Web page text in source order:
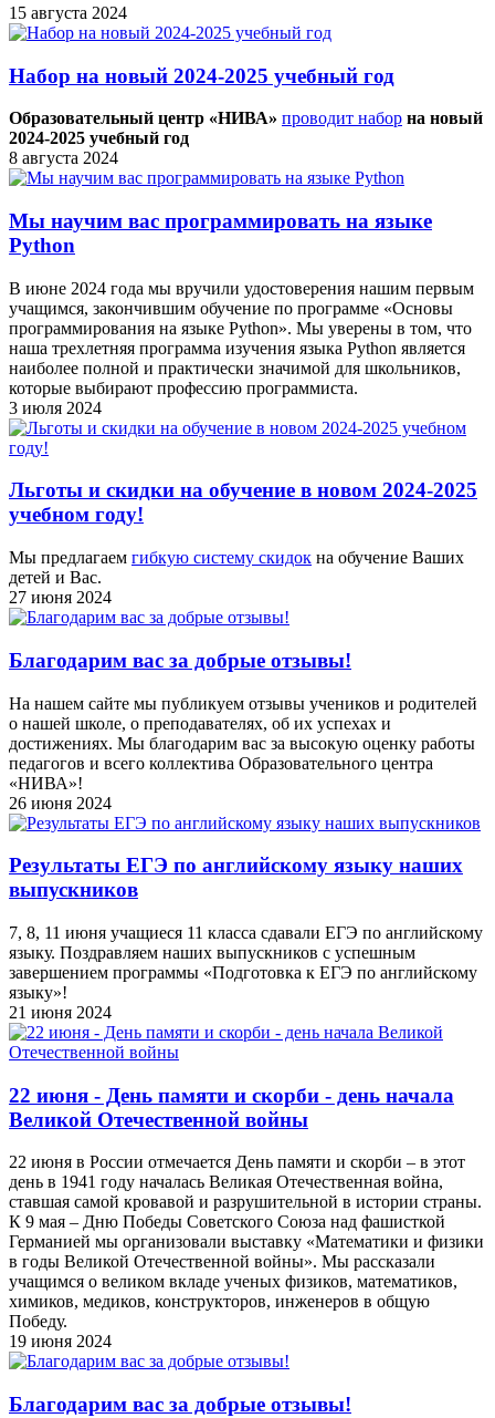
15 августа 2024
Набор на новый 2024-2025 учебный год
Образовательный центр «НИВА» проводит набор на новый
2024-2025 учебный год
8 августа 2024
Мы научим вас программировать на языке
Python
В июне 2024 года мы вручили удостоверения нашим первым
учащимся, закончившим обучение по программе «Основы
программирования на языке Python». Мы уверены в том, что
наша трехлетняя программа изучения языка Python является
наиболее полной и практически значимой для школьников,
которые выбирают профессию программиста.
3 июля 2024
Льготы и скидки на обучение в новом 2024-2025
учебном году!
Мы предлагаем гибкую систему скидок на обучение Ваших
детей и Вас.
27 июня 2024
Благодарим вас за добрые отзывы!
На нашем сайте мы публикуем отзывы учеников и родителей
о нашей школе, о преподавателях, об их успехах и
достижениях. Мы благодарим вас за высокую оценку работы
педагогов и всего коллектива Образовательного центра
«НИВА»!
26 июня 2024
Результаты ЕГЭ по английскому языку наших
выпускников
7, 8, 11 июня учащиеся 11 класса сдавали ЕГЭ по английскому
языку. Поздравляем наших выпускников с успешным
завершением программы «Подготовка к ЕГЭ по английскому
языку»!
21 июня 2024
22 июня - День памяти и скорби - день начала
Великой Отечественной войны
22 июня в России отмечается День памяти и скорби – в этот
день в 1941 году началась Великая Отечественная война,
ставшая самой кровавой и разрушительной в истории страны.
К 9 мая – Дню Победы Советского Союза над фашисткой
Германией мы организовали выставку «Математики и физики
в годы Великой Отечественной войны». Мы рассказали
учащимся о великом вкладе ученых физиков, математиков,
химиков, медиков, конструкторов, инженеров в общую
Победу.
19 июня 2024
Благодарим вас за добрые отзывы!